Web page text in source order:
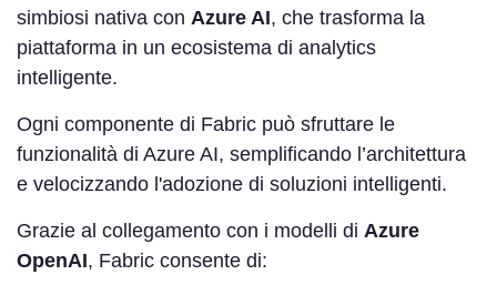
simbiosi nativa con Azure AI, che trasforma la
piattaforma in un ecosistema di analytics
intelligente.
Ogni componente di Fabric può sfruttare le
funzionalità di Azure AI, semplificando l’architettura
e velocizzando l'adozione di soluzioni intelligenti.
Grazie al collegamento con i modelli di Azure
OpenAI, Fabric consente di: